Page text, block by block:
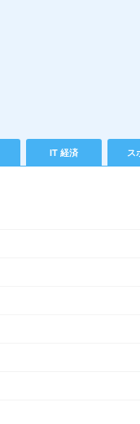
IT 経済 ス